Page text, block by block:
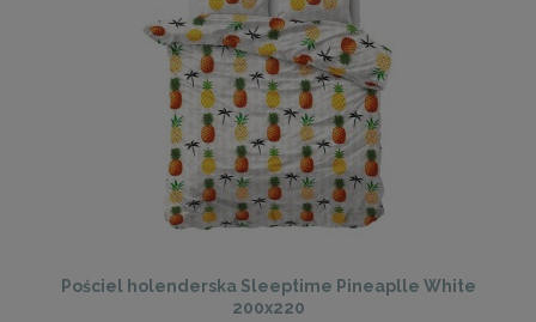
Pościel holenderska Sleeptime Pineaplle White
200x220